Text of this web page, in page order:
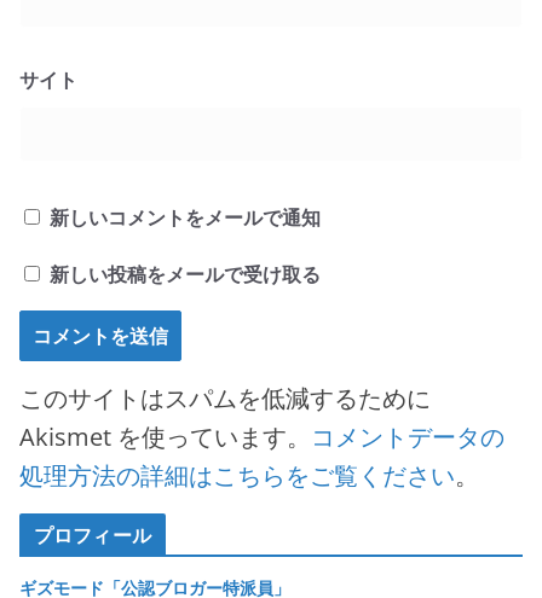
サイト
新しいコメントをメールで通知
新しい投稿をメールで受け取る
このサイトはスパムを低減するために
Akismet を使っています。 コメントデータの
処理方法の詳細はこちらをご覧ください。
プロフィール
ギズモード「公認ブロガー特派員」